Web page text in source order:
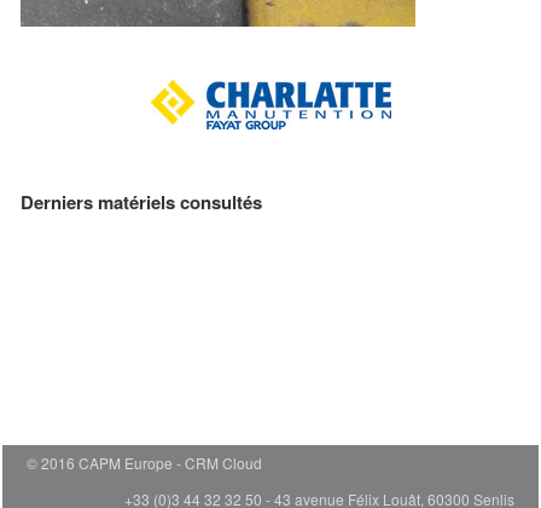
Derniers matériels consultés
© 2016 CAPM Europe
CRM Cloud
+33 (0)3 44 32 32 50 - 43 avenue Félix Louât, 60300 Senlis